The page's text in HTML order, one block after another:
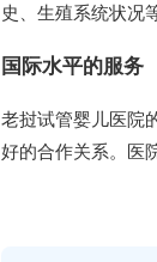
史、生殖系统状况
国际水平的服务
老挝试管婴儿医院
好的合作关系。医